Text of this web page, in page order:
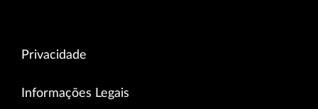
Privacidade
Informações Legais